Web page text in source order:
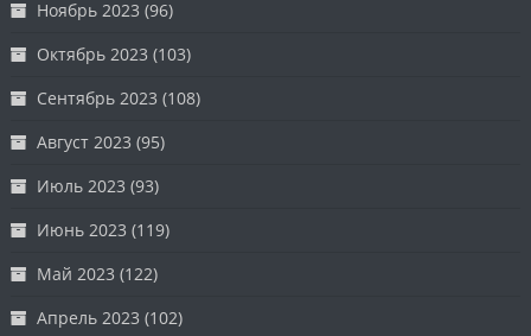
Ноябрь 2023 (96)
Октябрь 2023 (103)
Сентябрь 2023 (108)
Август 2023 (95)
Июль 2023 (93)
Июнь 2023 (119)
Май 2023 (122)
Апрель 2023 (102)